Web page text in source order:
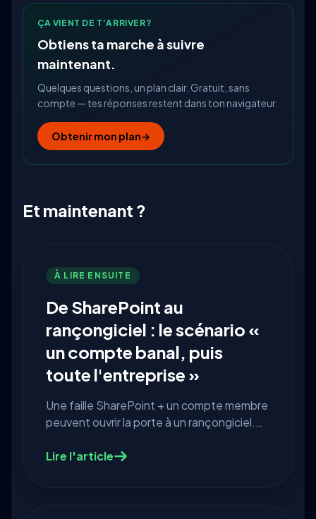
ÇA VIENT DE T’ARRIVER?
Obtiens ta marche à suivre
maintenant.
Quelques questions, un plan clair. Gratuit, sans
compte — tes réponses restent dans ton navigateur.
Obtenir mon plan→
Et maintenant ?
À LIRE ENSUITE
De SharePoint au
rançongiciel : le scénario «
un compte banal, puis
toute l'entreprise »
Une faille SharePoint + un compte membre
peuvent ouvrir la porte à un rançongiciel.
des 48 premières heures.
Lire l'article